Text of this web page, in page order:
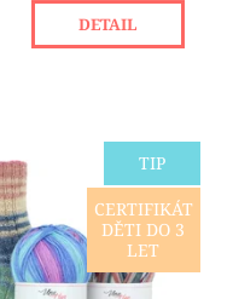
DETAIL
TIP
CERTIFIKÁT
DĚTI DO 3
LET
příze českého
ve složení: 75%
superwash + 25%
100g - ca 420m,